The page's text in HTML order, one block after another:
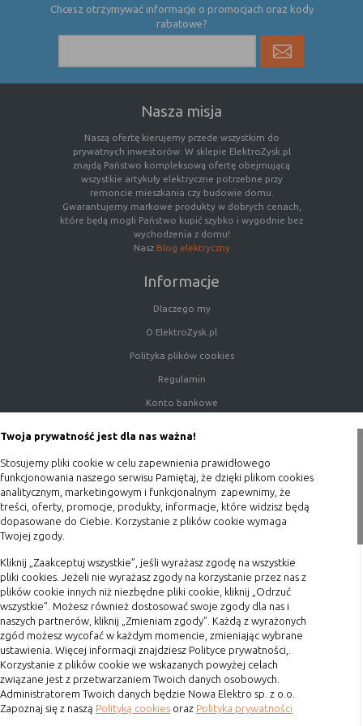
Twoja prywatność jest dla nas ważna!
Stosujemy pliki cookie w celu zapewnienia prawidłowego
funkcjonowania naszego serwisu Pamiętaj, że dzięki plikom cookies
analitycznym, marketingowym i funkcjonalnym zapewnimy, że
treści, oferty, promocje, produkty, informacje, które widzisz będą
dopasowane do Ciebie. Korzystanie z plików cookie wymaga
Twojej zgody.
Kliknij „Zaakceptuj wszystkie”, jeśli wyrażasz zgodę na wszystkie
pliki cookies. Jeżeli nie wyrażasz zgody na korzystanie przez nas z
plików cookie innych niż niezbędne pliki cookie, kliknij „Odrzuć
wszystkie”. Możesz również dostosować swoje zgody dla nas i
naszych partnerów, kliknij „Zmieniam zgody”. Każdą z wyrażonych
zgód możesz wycofać w każdym momencie, zmieniając wybrane
ustawienia. Więcej informacji znajdziesz Polityce prywatności,.
Korzystanie z plików cookie we wskazanych powyżej celach
związane jest z przetwarzaniem Twoich danych osobowych.
Administratorem Twoich danych będzie Nowa Elektro sp. z o.o.
Zapoznaj się z naszą Polityką cookies oraz Polityka prywatności
Rodzaj
Opis
cookie umieszczone na czas korzystania z
(persistent
nie jest kasowane po zamknięciu
przeglądarki i pozostaje w urządzeniu
użytkownika na określony czas lub bez
okresu ważności w zależności od ustawień
właściciela witryny
C. Ze względu na pochodzenie – administratora
Opis
cookie umieszczone bezpośrednio przez
odwiedzona
(third-party
cookie)
cookie umieszczone przez zewnętrzne
zostały wywołane przez właściciela
witryny
Uwaga:cookie mogą być wywołane przez administratora
za pomocą skryptów, komponentów, które znajdują się na
serwerach partnera, umiejscowionych w innej lokalizacji –
innym kraju lub nawet zupełnie innym systemie prawnym.
W przypadku wywołania przez administratora witryny
komponentów serwisu pochodzących spoza systemu
administratora mogą obowiązywać inne standardowe
zasady polityki cookies niż polityka prywatności / cookies
administratora witryny.
D. Ze względu na cel jakiemu służą:
Rodzaj Opis
Chcesz otrzymywać informacje o promocjach oraz kody
rabatowe?
Nasza misja
Naszą ofertę kierujemy przede wszystkim do
prywatnych inwestorów. W sklepie ElektroZysk.pl
znajdą Państwo kompleksową ofertę obejmującą
wszystkie artykuły elektryczne potrzebne przy
remoncie mieszkania czy budowie domu.
Gwarantujemy markowe produkty w dobrych cenach,
które będą mogli Państwo kupić szybko i wygodnie bez
wychodzenia z domu!
Nasz Blog elektryczny
Informacje
Dlaczego my
O ElektroZysk.pl
Polityka plików cookies
Regulamin
Konto bankowe
Blog
Zakupy
Terminy realizacji
Koszty przesyłki
Dostawa
Reklamacje
Zwrot towaru
Kontakt
Szybki kontakt